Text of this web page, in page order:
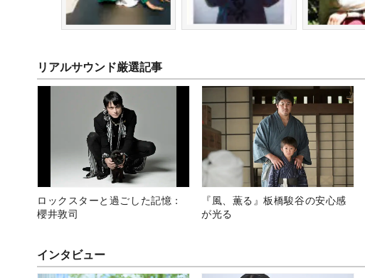
リアルサウンド厳選記事
ロックスターと過ごした記憶：
櫻井敦司
『風、薫る』板橋駿谷の安心感
が光る
インタビュー